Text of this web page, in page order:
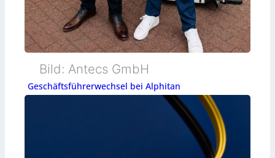
Bild: Antecs GmbH
Geschäftsführerwechsel bei Alphitan